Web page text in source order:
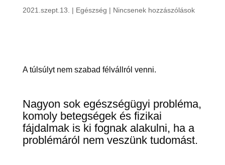
2021.szept.13. | Egészség | Nincsenek hozzászólások
A túlsúlyt nem szabad félvállról venni.
Nagyon sok egészségügyi probléma,
komoly betegségek és fizikai
fájdalmak is ki fognak alakulni, ha a
problémáról nem veszünk tudomást.